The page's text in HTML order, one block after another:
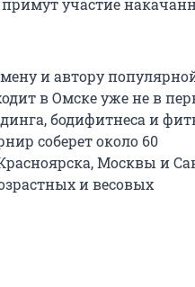
участие
и автору
в Омске уже не в
бодифитнеса и
соберет около 60
Москвы и
и весовых